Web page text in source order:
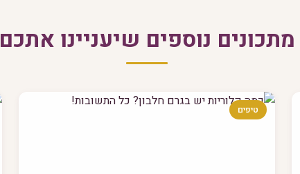
מתכונים נוספים שיעניינו אתכם
טיפים